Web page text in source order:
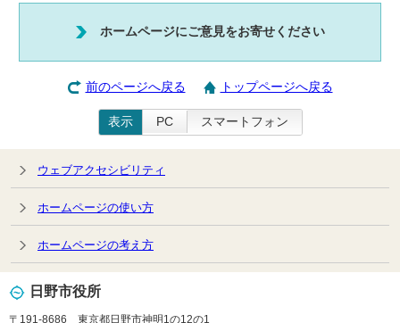
ホームページにご意見をお寄せください
前のページへ戻る トップページへ戻る
表示 PC スマートフォン
ウェブアクセシビリティ
ホームページの使い方
ホームページの考え方
日野市役所
〒191-8686 東京都日野市神明1の12の1